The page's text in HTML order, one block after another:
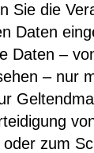
Sie die
Daten
Daten –
– nur
zum